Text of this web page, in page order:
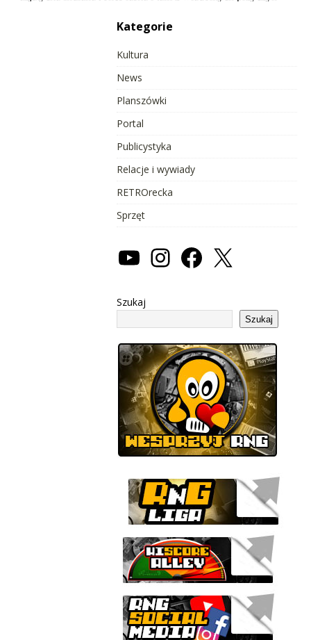
Kategorie
Kultura
News
Planszówki
Portal
Publicystyka
Relacje i wywiady
RETROrecka
Sprzęt
Szukaj
Szukaj